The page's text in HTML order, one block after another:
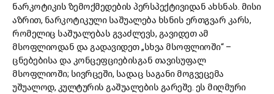
ნარკოტიკის ზემოქმედების პერსპექტივიდან ახსნას. მისი
აზრით, ნარკოტიკული საშუალება ხსნის ერთგვარ კარს,
რომელიც საშუალებას გვაძლევს, გავიდეთ ამ
მსოფლიოდან და გადავიდეთ „სხვა მსოფლიოში“ –
ცნებებისა და კონცეფციებისგან თავისუფალ
მსოფლიოში; სივრცეში, სადაც საგანი მოგვეცემა
უშუალოდ, კულტურის გაშუალების გარეშე. ეს მიღმური